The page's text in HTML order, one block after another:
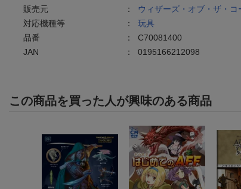
販売元
： ウィザーズ・オブ・ザ・コ
対応機種等
： 玩具
品番
： C70081400
JAN
： 0195166212098
この商品を買った人が興味のある商品